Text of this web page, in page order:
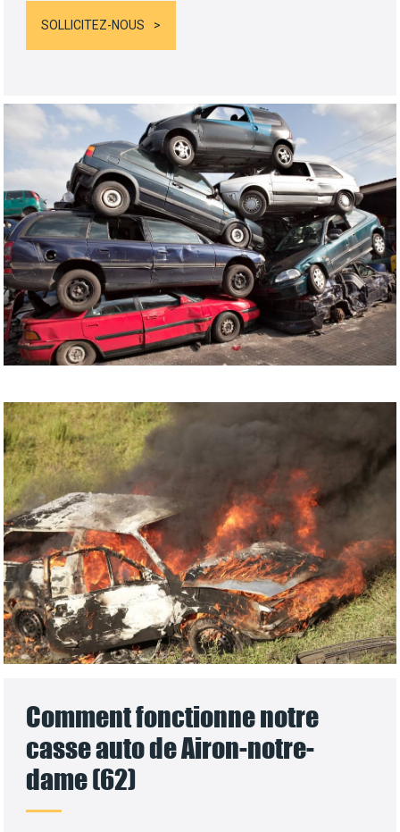
SOLLICITEZ-NOUS
Comment fonctionne notre
casse auto de Airon-notre-
dame (62)